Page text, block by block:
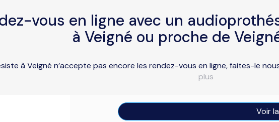
vous en ligne avec un
à Veigné ou proche de
à Veigné n’accepte pas encore les rendez-vous en ligne, faites-le
plus
Voir